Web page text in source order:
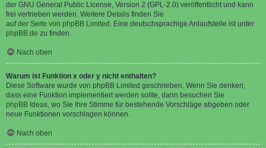
der GNU General Public License, Version 2 (GPL-2.0) veröffentlicht und kann
frei vertrieben werden. Weitere Details finden Sie
auf der Seite von phpBB Limited . Eine deutschsprachige Anlaufstelle ist unter
phpBB.de zu finden.
Nach oben
Warum ist Funktion x oder y nicht enthalten?
Diese Software wurde von phpBB Limited geschrieben. Wenn Sie denken,
dass eine Funktion implementiert werden sollte, dann besuchen Sie
phpBB Ideas, wo Sie Ihre Stimme für bestehende Vorschläge abgeben oder
neue Funktionen vorschlagen können.
Nach oben